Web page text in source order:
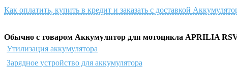
Как оплатить, купить в кредит и заказать с доставкой
Обычно с товаром Аккумулятор для мотоцикла APRILIA
Утилизация аккумулятора
Зарядное устройство для аккумулятора